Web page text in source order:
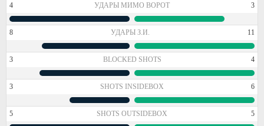
4 УДАРЫ МИМО ВОРОТ 3
8 УДАРЫ З.И. 11
3 BLOCKED SHOTS 4
3 SHOTS INSIDEBOX 6
5 SHOTS OUTSIDEBOX 5